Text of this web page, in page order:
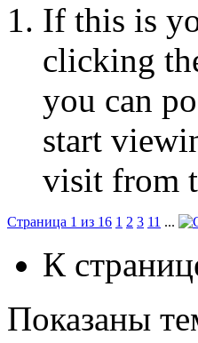
If this is
clicking
you can
start
visit from
Страница 1 из 16 1 2 3 11 ...
К
Показаны